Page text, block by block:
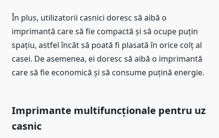
În plus, utilizatorii casnici doresc să aibă o
imprimantă care să fie compactă și să ocupe puțin
spațiu, astfel încât să poată fi plasată în orice colț al
casei. De asemenea, ei doresc să aibă o imprimantă
care să fie economică și să consume puțină energie.
Imprimante multifuncționale pentru uz
casnic